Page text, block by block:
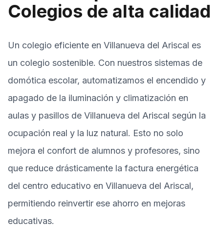
Colegios de alta calidad
Un colegio eficiente en Villanueva del Ariscal es
un colegio sostenible. Con nuestros sistemas de
domótica escolar, automatizamos el encendido y
apagado de la iluminación y climatización en
aulas y pasillos de Villanueva del Ariscal según la
ocupación real y la luz natural. Esto no solo
mejora el confort de alumnos y profesores, sino
que reduce drásticamente la factura energética
del centro educativo en Villanueva del Ariscal,
permitiendo reinvertir ese ahorro en mejoras
educativas.